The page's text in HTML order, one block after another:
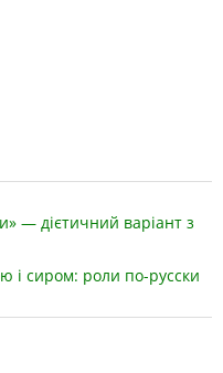
— дієтичний варіант з
і сиром: роли по-русски